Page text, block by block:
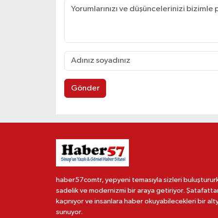
Gönder
haber57comtr, yepyeni temasıyla sizleri
sadelik ve modernizmi bir araya getiriyor.
kaçınıyor ve insanlara haber okuyabilecekleri bir
sunuyor.